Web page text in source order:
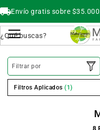
Envío gratis sobre
8
Filtrar por
Filtros Aplicados